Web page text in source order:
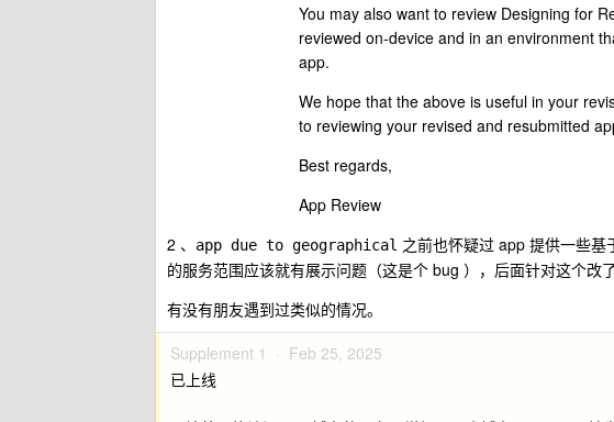
You may also want to review Designing for
reviewed on-device and in an environment
app.
We hope that the above is useful in your
to reviewing your revised and resubmitted
Best regards,
App Review
2 、
app due to geographical 之前也怀疑过 app 提供一些
的服务范围应该就有展示问题（这是个 bug ），后面针对这个改
有没有朋友遇到过类似的情况。
Supplement 1 · Feb 25, 2025
已上线